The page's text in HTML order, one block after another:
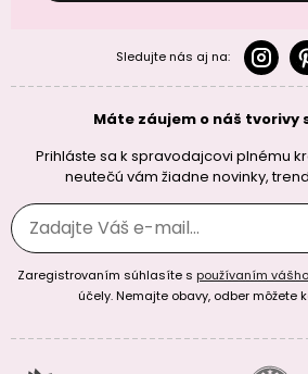
Sledujte nás aj na:
Máte záujem o náš tvorivy
Prihláste sa k spravodajcovi plnému
neutečú vám žiadne novinky,
Zaregistrovaním súhlasíte s používaním
účely. Nemajte obavy, odber môžete